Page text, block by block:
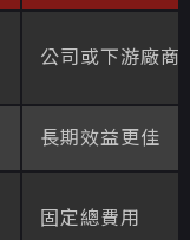
公司或下游廠商
長期效益更佳
固定總費用